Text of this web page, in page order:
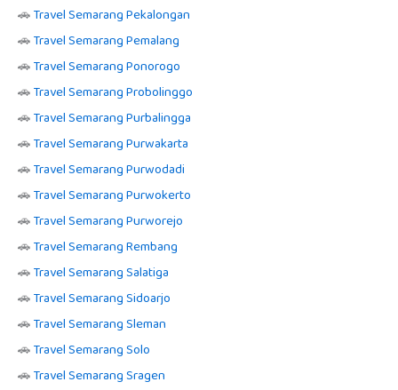
🚗Travel Semarang Pekalongan
🚗Travel Semarang Pemalang
🚗Travel Semarang Ponorogo
🚗Travel Semarang Probolinggo
🚗Travel Semarang Purbalingga
🚗Travel Semarang Purwakarta
🚗Travel Semarang Purwodadi
🚗Travel Semarang Purwokerto
🚗Travel Semarang Purworejo
🚗Travel Semarang Rembang
🚗Travel Semarang Salatiga
🚗Travel Semarang Sidoarjo
🚗Travel Semarang Sleman
🚗Travel Semarang Solo
🚗Travel Semarang Sragen